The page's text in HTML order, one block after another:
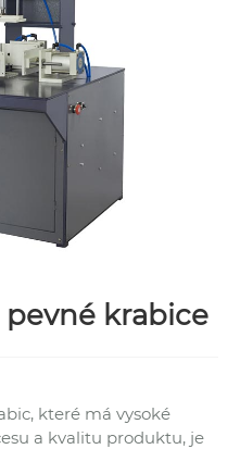
pevné krabice
které má vysoké
a kvalitu produktu, je